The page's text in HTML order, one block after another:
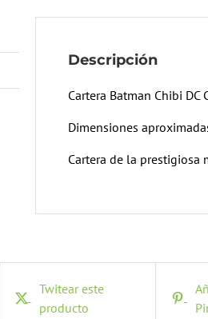
Descripción
Cartera Batman Chibi DC
Dimensiones
Cartera de la prestigiosa
Twitear este
producto